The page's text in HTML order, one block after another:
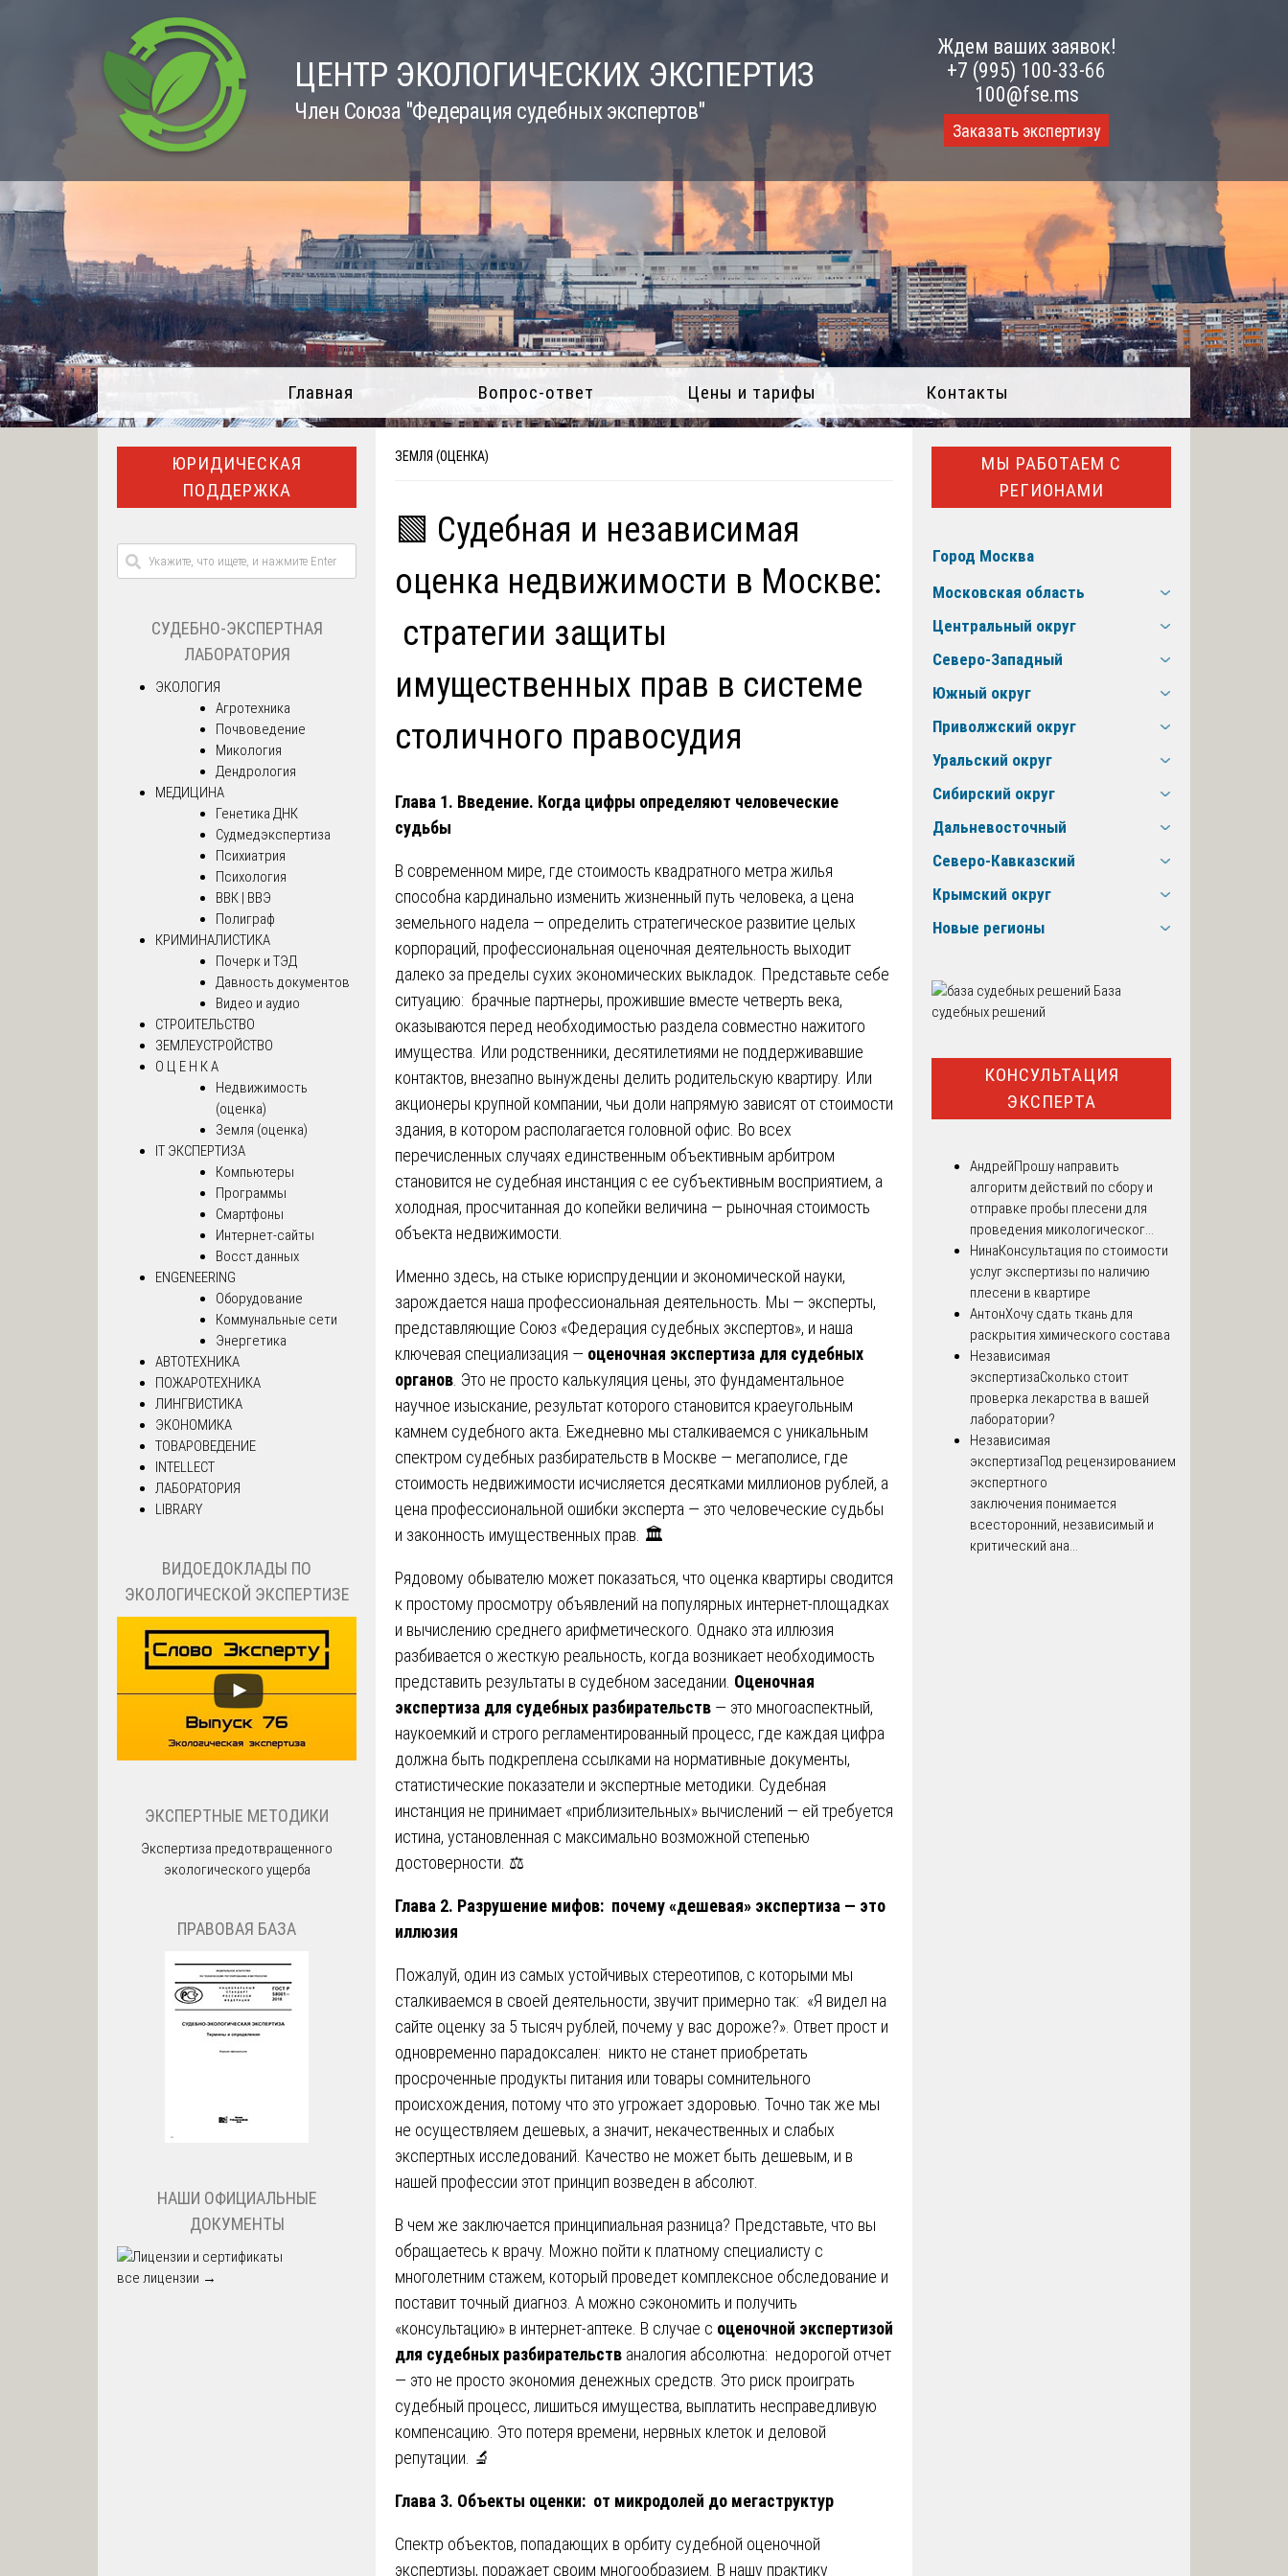
ЦЕНТР ЭКОЛОГИЧЕСКИХ ЭКСПЕРТИЗ
Член Союза "Федерация судебных экспертов"
Ждем ваших заявок!
+7 (995) 100-33-66
100@fse.ms
Заказать экспертизу
Главная Вопрос-ответ Цены и тарифы Контакты
ЗЕМЛЯ (ОЦЕНКА)
🟩 Судебная и независимая
оценка недвижимости в Москве:
стратегии защиты
имущественных прав в системе
столичного правосудия
Глава 1. Введение. Когда цифры определяют человеческие
судьбы
В современном мире, где стоимость квадратного метра жилья
способна кардинально изменить жизненный путь человека, а цена
земельного надела — определить стратегическое развитие целых
корпораций, профессиональная оценочная деятельность выходит
далеко за пределы сухих экономических выкладок. Представьте себе
ситуацию: брачные партнеры, прожившие вместе четверть века,
оказываются перед необходимостью раздела совместно нажитого
имущества. Или родственники, десятилетиями не поддерживавшие
контактов, внезапно вынуждены делить родительскую квартиру. Или
акционеры крупной компании, чьи доли напрямую зависят от стоимости
здания, в котором располагается головной офис. Во всех
перечисленных случаях единственным объективным арбитром
становится не судебная инстанция с ее субъективным восприятием, а
холодная, просчитанная до копейки величина — рыночная стоимость
объекта недвижимости.
Именно здесь, на стыке юриспруденции и экономической науки,
зарождается наша профессиональная деятельность. Мы — эксперты,
представляющие Союз «Федерация судебных экспертов», и наша
ключевая специализация — оценочная экспертиза для судебных
органов . Это не просто калькуляция цены, это фундаментальное
научное изыскание, результат которого становится краеугольным
камнем судебного акта. Ежедневно мы сталкиваемся с уникальным
спектром судебных разбирательств в Москве — мегаполисе, где
стоимость недвижимости исчисляется десятками миллионов рублей, а
цена профессиональной ошибки эксперта — это человеческие судьбы
и законность имущественных прав. 🏛️
Рядовому обывателю может показаться, что оценка квартиры сводится
к простому просмотру объявлений на популярных интернет-площадках
и вычислению среднего арифметического. Однако эта иллюзия
разбивается о жесткую реальность, когда возникает необходимость
представить результаты в судебном заседании. Оценочная
экспертиза для судебных разбирательств — это многоаспектный,
наукоемкий и строго регламентированный процесс, где каждая цифра
должна быть подкреплена ссылками на нормативные документы,
статистические показатели и экспертные методики. Судебная
инстанция не принимает «приблизительных» вычислений — ей требуется
истина, установленная с максимально возможной степенью
достоверности. ⚖️
Глава 2. Разрушение мифов: почему «дешевая» экспертиза — это
иллюзия
Пожалуй, один из самых устойчивых стереотипов, с которыми мы
сталкиваемся в своей деятельности, звучит примерно так: «Я видел на
сайте оценку за 5 тысяч рублей, почему у вас дороже?». Ответ прост и
одновременно парадоксален: никто не станет приобретать
просроченные продукты питания или товары сомнительного
происхождения, потому что это угрожает здоровью. Точно так же мы
не осуществляем дешевых, а значит, некачественных и слабых
экспертных исследований. Качество не может быть дешевым, и в
нашей профессии этот принцип возведен в абсолют.
В чем же заключается принципиальная разница? Представьте, что вы
обращаетесь к врачу. Можно пойти к платному специалисту с
многолетним стажем, который проведет комплексное обследование и
поставит точный диагноз. А можно сэкономить и получить
«консультацию» в интернет-аптеке. В случае с оценочной экспертизой
для судебных разбирательств аналогия абсолютна: недорогой отчет
— это не просто экономия денежных средств. Это риск проиграть
судебный процесс, лишиться имущества, выплатить несправедливую
компенсацию. Это потеря времени, нервных клеток и деловой
репутации. 🔬
Глава 3. Объекты оценки: от микродолей до мегаструктур
Спектр объектов, попадающих в орбиту судебной оценочной
экспертизы, поражает своим многообразием. В нашу практику
ЮРИДИЧЕСКАЯ
ПОДДЕРЖКА
СУДЕБНО-ЭКСПЕРТНАЯ
ЛАБОРАТОРИЯ
ЭКОЛОГИЯ
Агротехника
Почвоведение
Микология
Дендрология
МЕДИЦИНА
Генетика ДНК
Судмедэкспертиза
Психиатрия
Психология
ВВК | ВВЭ
Полиграф
КРИМИНАЛИСТИКА
Почерк и ТЭД
Давность документов
Видео и аудио
СТРОИТЕЛЬСТВО
ЗЕМЛЕУСТРОЙСТВО
О Ц Е Н К А
Недвижимость
(оценка)
Земля (оценка)
IT ЭКСПЕРТИЗА
Компьютеры
Программы
Смартфоны
Интернет-сайты
Восст.данных
ENGENEERING
Оборудование
Коммунальные сети
Энергетика
АВТОТЕХНИКА
ПОЖАРОТЕХНИКА
ЛИНГВИСТИКА
ЭКОНОМИКА
ТОВАРОВЕДЕНИЕ
INTELLECT
ЛАБОРАТОРИЯ
LIBRARY
ВИДОЕДОКЛАДЫ ПО
ЭКОЛОГИЧЕСКОЙ ЭКСПЕРТИЗЕ
ЭКСПЕРТНЫЕ МЕТОДИКИ
Экспертиза предотвращенного
экологического ущерба
ПРАВОВАЯ БАЗА
НАШИ ОФИЦИАЛЬНЫЕ
ДОКУМЕНТЫ
все лицензии →
МЫ РАБОТАЕМ С
РЕГИОНАМИ
Город Москва
Московская область
Центральный округ
Северо-Западный
Южный округ
Приволжский округ
Уральский округ
Сибирский округ
Дальневосточный
Северо-Кавказский
Крымский округ
Новые регионы
База
судебных решений
КОНСУЛЬТАЦИЯ
ЭКСПЕРТА
АндрейПрошу направить
алгоритм действий по сбору и
отправке пробы плесени для
проведения микологическог...
НинаКонсультация по стоимости
услуг экспертизы по наличию
плесени в квартире
АнтонХочу сдать ткань для
раскрытия химического состава
Независимая
экспертизаСколько стоит
проверка лекарства в вашей
лаборатории?
Независимая
экспертизаПод рецензированием
экспертного
заключения понимается
всесторонний, независимый и
критический ана...